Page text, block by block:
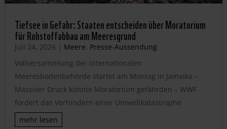
Tiefsee in Gefahr: Staaten entscheiden über Moratorium
für Rohstoffabbau am Meeresgrund
Juli 24, 2026 | Meere, Presse-Aussendung
Vollversammlung der internationalen
Meeresbodenbehörde startet am Montag in Jamaika –
Massiver Druck könnte Moratorium gefährden – WWF
fordert das Verhindern einer Umweltkatastrophe
mehr lesen